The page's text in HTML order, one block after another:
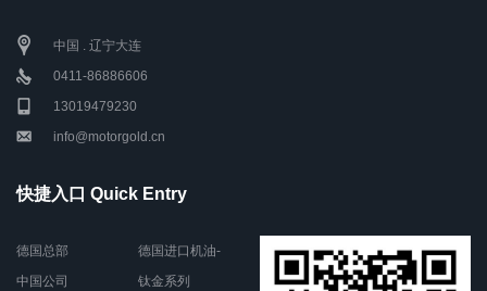
中国 . 辽宁大连
0411-86886606
13019479230
info@motorgold.cn
快捷入口 Quick Entry
德国总部
中国公司
德国进口机油-
钛金系列